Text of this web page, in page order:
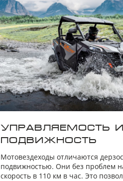
УПРАВЛЯЕМОСТЬ И
ПОДВИЖНОСТЬ
Мотовездеходы отличаются
подвижностью. Они без проблем
скорость в 110 км в час. Это